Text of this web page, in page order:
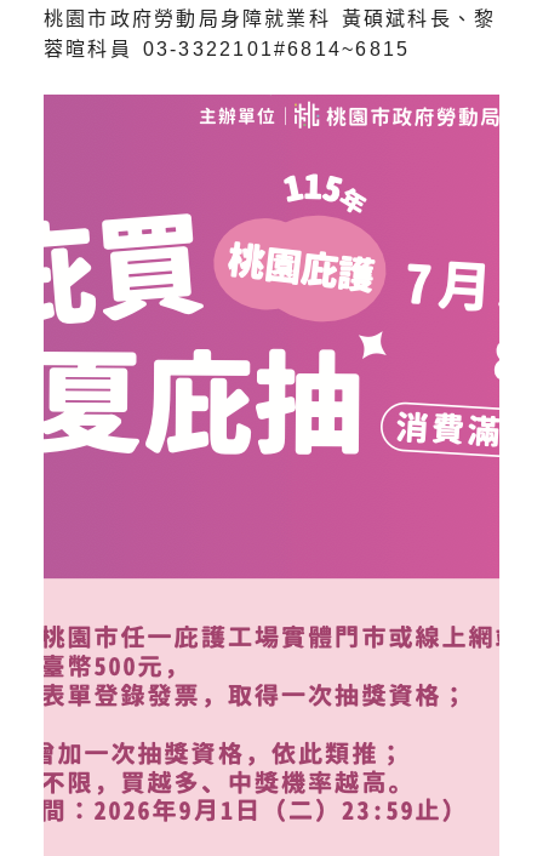
桃園市政府勞動局身障就業科 黃碩斌科長、黎
蓉暄科員 03-3322101#6814~6815